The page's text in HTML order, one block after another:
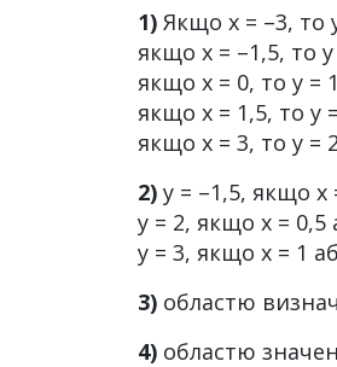
1) Якщо x = –3, то
якщо х = –1,5, то у
якщо х = 0, то у =
якщо х = 1,5, то у
якщо х = 3, то у =
2) y = –1,5, якщо х
у = 2, якщо х = 0,5
у = 3, якщо х = 1
3) областю
4) областю